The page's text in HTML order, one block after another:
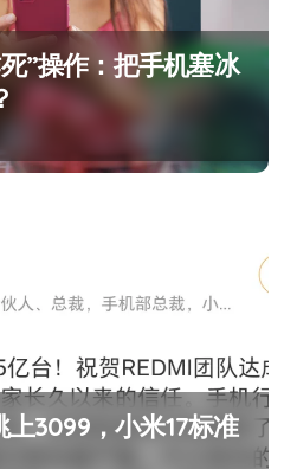
”操作：把手机塞冰
3099，小米17标准